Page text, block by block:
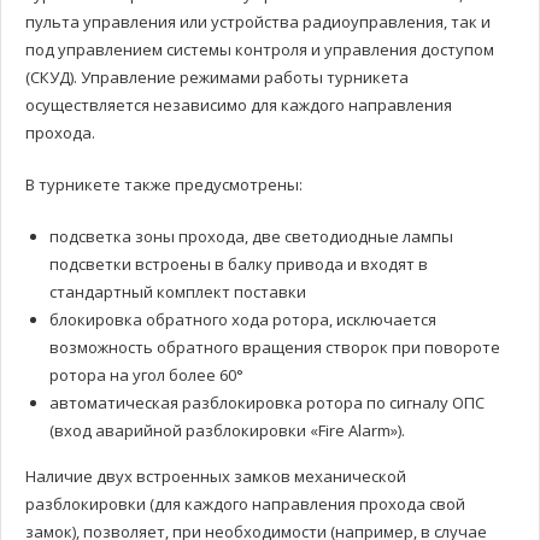
пульта управления или устройства радиоуправления, так и
под управлением системы контроля и управления доступом
(СКУД). Управление режимами работы турникета
осуществляется независимо для каждого направления
прохода.
В турникете также предусмотрены:
подсветка зоны прохода, две светодиодные лампы
подсветки встроены в балку привода и входят в
стандартный комплект поставки
блокировка обратного хода ротора, исключается
возможность обратного вращения створок при повороте
ротора на угол более 60°
автоматическая разблокировка ротора по сигналу ОПС
(вход аварийной разблокировки «Fire Alarm»).
Наличие двух встроенных замков механической
разблокировки (для каждого направления прохода свой
замок), позволяет, при необходимости (например, в случае